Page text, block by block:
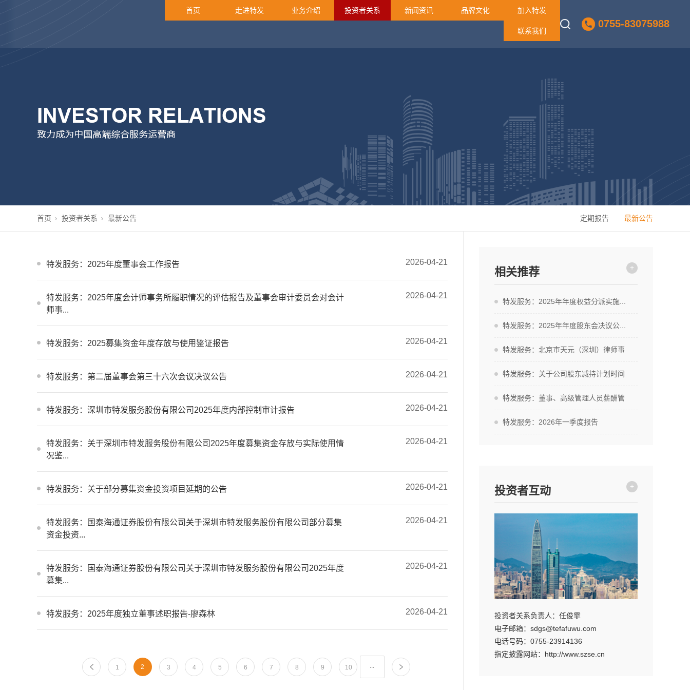
0755-83075988
首页 走进特发 业务介绍 投资者关系 新闻资讯 品牌文化 加入特发
联系我们
首页 投资者关系 最新公告 定期报告 最新公告
特发服务：2025年度董事会工作报告 2026-04-21
特发服务：2025年度会计师事务所履职情况的评估报告及董事会审计委员会对会计
师事...
2026-04-21
特发服务：2025募集资金年度存放与使用鉴证报告 2026-04-21
特发服务：第二届董事会第三十六次会议决议公告 2026-04-21
特发服务：深圳市特发服务股份有限公司2025年度内部控制审计报告 2026-04-21
特发服务：关于深圳市特发服务股份有限公司2025年度募集资金存放与实际使用情
况鉴...
2026-04-21
特发服务：关于部分募集资金投资项目延期的公告 2026-04-21
特发服务：国泰海通证券股份有限公司关于深圳市特发服务股份有限公司部分募集
资金投资...
2026-04-21
特发服务：国泰海通证券股份有限公司关于深圳市特发服务股份有限公司2025年度
募集...
2026-04-21
特发服务：2025年度独立董事述职报告-廖森林 2026-04-21
1 2 3 4 5 6 7 8 9 10 ...
相关推荐 +
特发服务：2025年年度权益分派实施...
特发服务：2025年年度股东会决议公...
特发服务：北京市天元（深圳）律师事
务...
特发服务：关于公司股东减持计划时间
届...
特发服务：董事、高级管理人员薪酬管
理...
特发服务：2026年一季度报告
投资者互动 +
投资者关系负责人：任俊霏
电子邮箱：sdgs@tefafuwu.com
电话号码：0755-23914136
指定披露网站：http://www.szse.cn